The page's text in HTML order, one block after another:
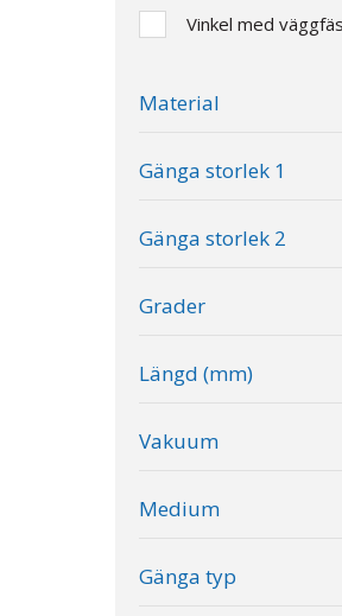
Vinkel med
Material
Gänga storlek 1
Gänga storlek 2
Grader
Längd (mm)
Vakuum
Medium
Gänga typ